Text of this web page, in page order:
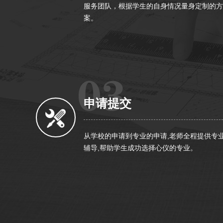
服务团队，根据学生的自身情况量身定制的方
案。
申请提交
从学校的申请到专业的申请,老师全程提供专
辅导,帮助学生成功选择心仪的专业。